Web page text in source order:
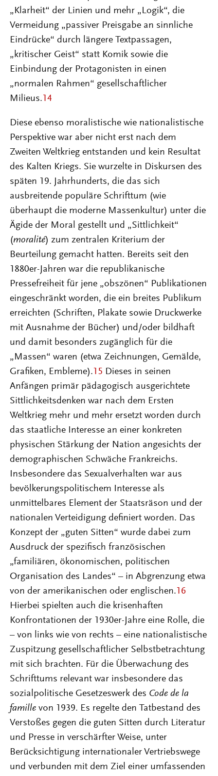
„Klarheit“ der Linien und mehr „Logik“, die
Vermeidung „passiver Preisgabe an sinnliche
Eindrücke“ durch längere Textpassagen,
„kritischer Geist“ statt Komik sowie die
Einbindung der Protagonisten in einen
„normalen Rahmen“ gesellschaftlicher
Milieus. 14
Diese ebenso moralistische wie nationalistische
Perspektive war aber nicht erst nach dem
Zweiten Weltkrieg entstanden und kein Resultat
des Kalten Kriegs. Sie wurzelte in Diskursen des
späten 19. Jahrhunderts, die das sich
ausbreitende populäre Schrifttum (wie
überhaupt die moderne Massenkultur) unter die
Ägide der Moral gestellt und „Sittlichkeit“
(moralité) zum zentralen Kriterium der
Beurteilung gemacht hatten. Bereits seit den
1880er-Jahren war die republikanische
Pressefreiheit für jene „obszönen“ Publikationen
eingeschränkt worden, die ein breites Publikum
erreichten (Schriften, Plakate sowie Druckwerke
mit Ausnahme der Bücher) und/oder bildhaft
und damit besonders zugänglich für die
„Massen“ waren (etwa Zeichnungen, Gemälde,
Grafiken, Embleme). 15 Dieses in seinen
Anfängen primär pädagogisch ausgerichtete
Sittlichkeitsdenken war nach dem Ersten
Weltkrieg mehr und mehr ersetzt worden durch
das staatliche Interesse an einer konkreten
physischen Stärkung der Nation angesichts der
demographischen Schwäche Frankreichs.
Insbesondere das Sexualverhalten war aus
bevölkerungspolitischem Interesse als
unmittelbares Element der Staatsräson und der
nationalen Verteidigung definiert worden. Das
Konzept der „guten Sitten“ wurde dabei zum
Ausdruck der spezifisch französischen
„familiären, ökonomischen, politischen
Organisation des Landes“ – in Abgrenzung etwa
von der amerikanischen oder englischen. 16
Hierbei spielten auch die krisenhaften
Konfrontationen der 1930er-Jahre eine Rolle, die
– von links wie von rechts – eine nationalistische
Zuspitzung gesellschaftlicher Selbstbetrachtung
mit sich brachten. Für die Überwachung des
Schrifttums relevant war insbesondere das
sozialpolitische Gesetzeswerk des Code de la
famille von 1939. Es regelte den Tatbestand des
Verstoßes gegen die guten Sitten durch Literatur
und Presse in verschärfter Weise, unter
Berücksichtigung internationaler Vertriebswege
und verbunden mit dem Ziel einer umfassenden